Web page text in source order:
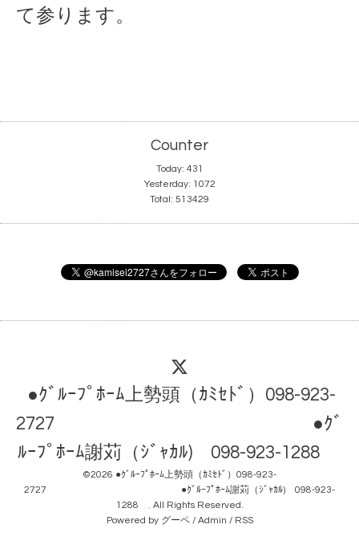
て参ります。
Counter
Today: 431
Yesterday: 1072
Total: 513429
●ｸﾞﾙｰﾌﾟﾎｰﾑ上勢頭（ｶﾐｾﾄﾞ）098-923-
2727 ●ｸﾞ
ﾙｰﾌﾟﾎｰﾑ謝苅（ｼﾞｬｶﾙ) 098-923-1288
©2026 ●ｸﾞﾙｰﾌﾟﾎｰﾑ上勢頭（ｶﾐｾﾄﾞ）098-923-
2727 ●ｸﾞﾙｰﾌﾟﾎｰﾑ謝苅（ｼﾞｬｶﾙ) 098-923-
1288
. All Rights Reserved.
Powered by グーペ/ Admin / RSS